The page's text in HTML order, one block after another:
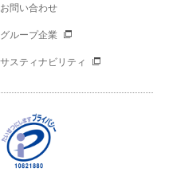
お問い合わせ
グループ企業
サスティナビリティ